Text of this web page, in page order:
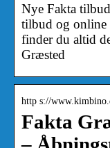
Nye Fakta
tilbud og
finder du altid
Græsted
http s://
Fakta